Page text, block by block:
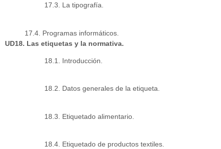
17.3. La tipografía.
17.4. Programas informáticos.
UD18. Las etiquetas y la normativa.
18.1. Introducción.
18.2. Datos generales de la etiqueta.
18.3. Etiquetado alimentario.
18.4. Etiquetado de productos textiles.